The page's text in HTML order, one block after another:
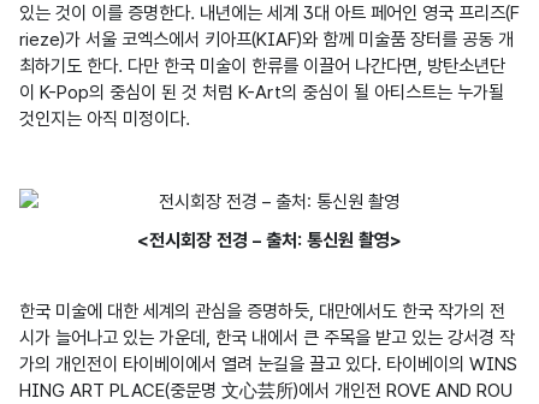
있는 것이 이를 증명한다. 내년에는 세계 3대 아트 페어인 영국 프리즈(F
rieze)가 서울 코엑스에서 키아프(KIAF)와 함께 미술품 장터를 공동 개
최하기도 한다. 다만 한국 미술이 한류를 이끌어 나간다면, 방탄소년단
이 K-Pop의 중심이 된 것 처럼 K-Art의 중심이 될 아티스트는 누가될
것인지는 아직 미정이다.
<전시회장 전경 – 출처: 통신원 촬영>
한국 미술에 대한 세계의 관심을 증명하듯, 대만에서도 한국 작가의 전
시가 늘어나고 있는 가운데, 한국 내에서 큰 주목을 받고 있는 강서경 작
가의 개인전이 타이베이에서 열려 눈길을 끌고 있다. 타이베이의 WINS
HING ART PLACE(중문명 文心芸所)에서 개인전 ROVE AND ROU